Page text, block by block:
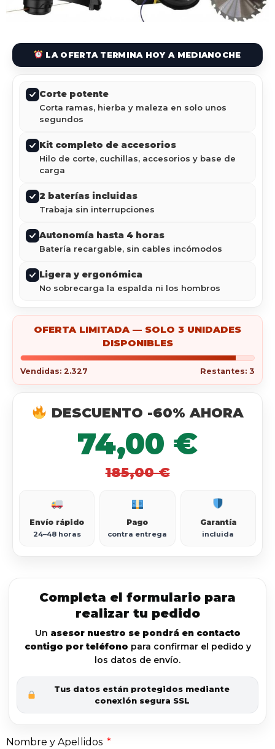
LA OFERTA TERMINA HOY A MEDIANOCHE
Corte potente
Corta ramas, hierba y maleza en solo unos
segundos
Kit completo de accesorios
Hilo de corte, cuchillas, accesorios y base de
carga
2 baterías incluidas
Trabaja sin interrupciones
Autonomía hasta 4 horas
Batería recargable, sin cables incómodos
Ligera y ergonómica
No sobrecarga la espalda ni los hombros
OFERTA LIMITADA — SOLO 3 UNIDADES
DISPONIBLES
Vendidas: 2.327 Restantes: 3
DESCUENTO -60% AHORA
74,00 €
185,00 €
Envío rápido
24–48 horas
Pago
contra entrega
Garantía
incluida
Completa el formulario para
realizar tu pedido
Un asesor nuestro se pondrá en contacto
contigo por teléfono para confirmar el pedido y
los datos de envío.
Tus datos están protegidos mediante
conexión segura SSL
Nombre y Apellidos